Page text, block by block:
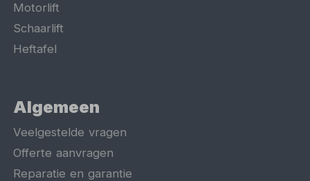
Motorlift
Schaarlift
Heftafel
Algemeen
Veelgestelde vragen
Offerte aanvragen
Reparatie en garantie